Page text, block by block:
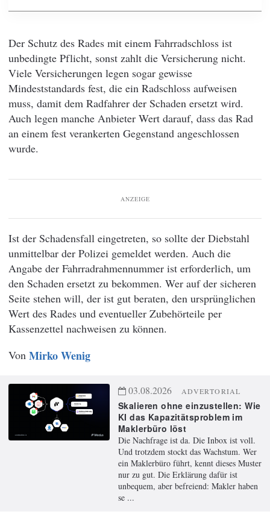
Der Schutz des Rades mit einem Fahrradschloss ist
unbedingte Pflicht, sonst zahlt die Versicherung nicht.
Viele Versicherungen legen sogar gewisse
Mindeststandards fest, die ein Radschloss aufweisen
muss, damit dem Radfahrer der Schaden ersetzt wird.
Auch legen manche Anbieter Wert darauf, dass das Rad
an einem fest verankerten Gegenstand angeschlossen
wurde.
ANZEIGE
Ist der Schadensfall eingetreten, so sollte der Diebstahl
unmittelbar der Polizei gemeldet werden. Auch die
Angabe der Fahrradrahmennummer ist erforderlich, um
den Schaden ersetzt zu bekommen. Wer auf der sicheren
Seite stehen will, der ist gut beraten, den ursprünglichen
Wert des Rades und eventueller Zubehörteile per
Kassenzettel nachweisen zu können.
Von Mirko Wenig
03.08.2026 ADVERTORIAL
Skalieren ohne einzustellen: Wie
KI das Kapazitätsproblem im
Maklerbüro löst
Die Nachfrage ist da. Die Inbox ist voll.
Und trotzdem stockt das Wachstum. Wer
ein Maklerbüro führt, kennt dieses Muster
nur zu gut. Die Erklärung dafür ist
unbequem, aber befreiend: Makler haben
se ...